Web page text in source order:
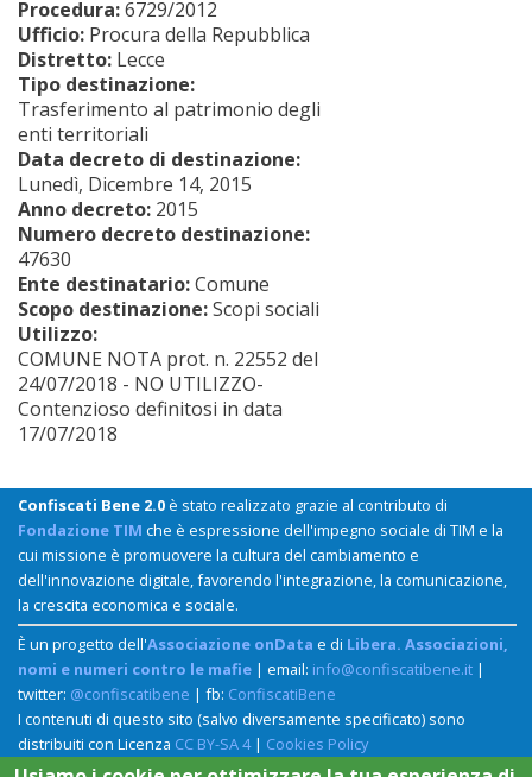
Procedura:6729/2012
Ufficio: Procura della Repubblica
Distretto: Lecce
Tipo destinazione:
Trasferimento al patrimonio degli
enti territoriali
Data decreto di destinazione:
Lunedì, Dicembre 14, 2015
Anno decreto: 2015
Numero decreto destinazione:
47630
Ente destinatario:Comune
Scopo destinazione:Scopi sociali
Utilizzo:
COMUNE NOTA prot. n. 22552 del
24/07/2018 - NO UTILIZZO-
Contenzioso definitosi in data
17/07/2018
Confiscati Bene 2.0è stato realizzato grazie al contributo di
Fondazione TIM che è espressione dell'impegno sociale di TIM e la
cui missione è promuovere la cultura del cambiamento e
dell'innovazione digitale, favorendo l'integrazione, la comunicazione,
la crescita economica e sociale.
È un progetto dell'Associazione onData e di Libera. Associazioni,
nomi e numeri contro le mafie | email: info@confiscatibene.it |
twitter: @confiscatibene | fb: ConfiscatiBene
I contenuti di questo sito (salvo diversamente specificato) sono
distribuiti con Licenza CC BY-SA 4| Cookies Policy